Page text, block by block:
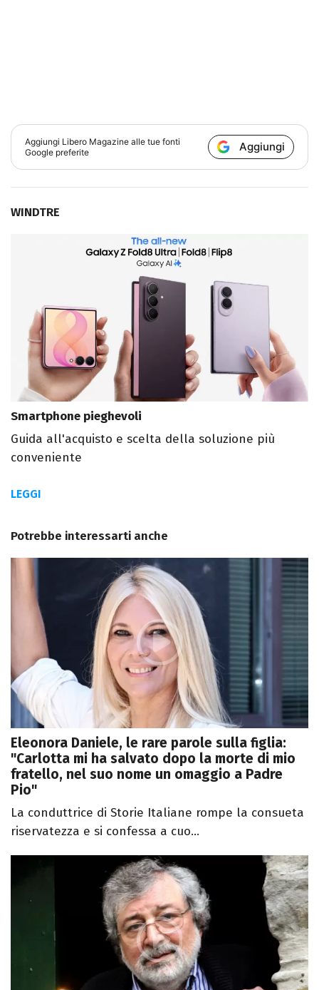
Aggiungi Libero Magazine alle tue fonti
Google preferite
Aggiungi
WINDTRE
Smartphone pieghevoli
Guida all'acquisto e scelta della soluzione più
conveniente
LEGGI
Potrebbe interessarti anche
Eleonora Daniele, le rare parole sulla figlia:
"Carlotta mi ha salvato dopo la morte di mio
fratello, nel suo nome un omaggio a Padre
Pio"
La conduttrice di Storie Italiane rompe la consueta
riservatezza e si confessa a cuo...